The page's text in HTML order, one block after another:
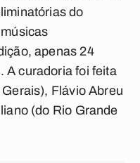
do
apenas 24
A curadoria foi feita
Flávio Abreu
(do Rio Grande